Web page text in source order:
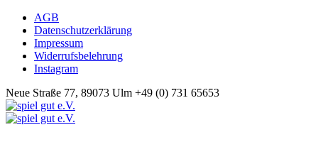
AGB
Datenschutzerklärung
Impressum
Widerrufsbelehrung
Instagram
Neue Straße 77, 89073 Ulm +49 (0) 731 65653